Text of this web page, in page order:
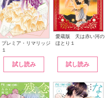
プレミア・リマリッジ
１
試し読み
愛蔵版 天は赤い河の
ほとり１
試し読み